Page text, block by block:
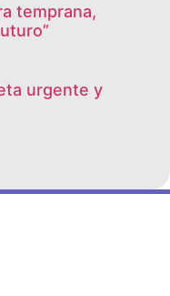
temprana,
urgente y